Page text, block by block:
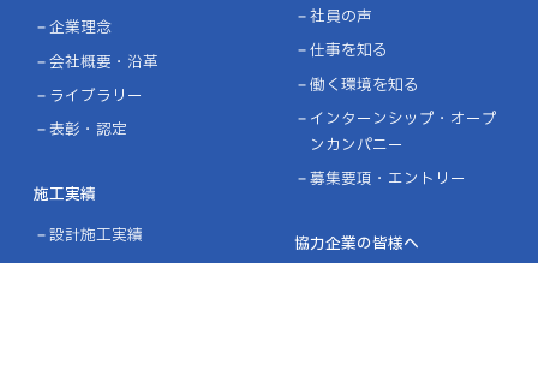
企業理念
会社概要・沿革
ライブラリー
表彰・認定
施工実績
設計施工実績
社員の声
仕事を知る
働く環境を知る
インターンシップ・オープ
ンカンパニー
募集要項・エントリー
協力企業の皆様へ